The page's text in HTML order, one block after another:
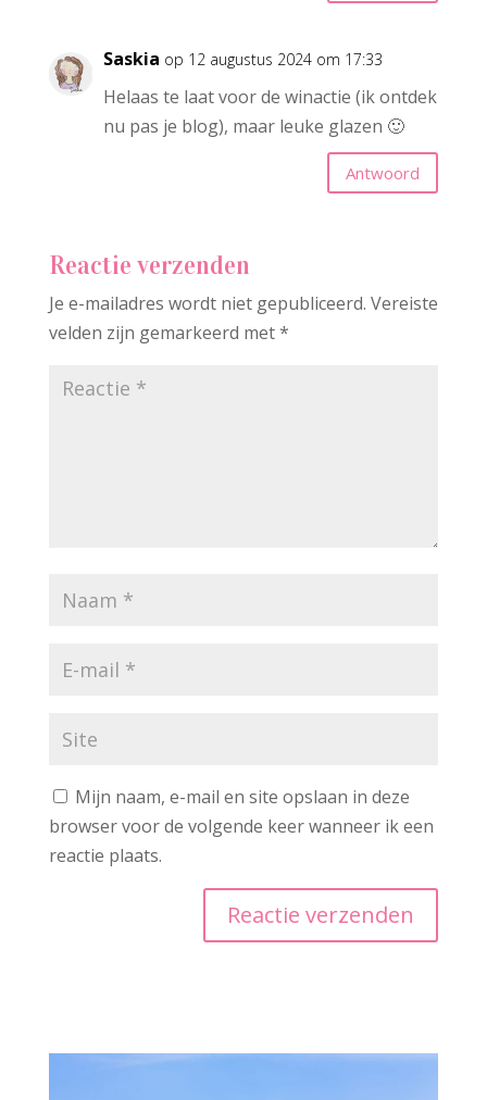
Saskia op 12 augustus 2024 om 17:33
Helaas te laat voor de winactie (ik ontdek
nu pas je blog), maar leuke glazen 🙂
Antwoord
Reactie verzenden
Je e-mailadres wordt niet gepubliceerd. Vereiste
velden zijn gemarkeerd met*
Mijn naam, e-mail en site opslaan in deze
browser voor de volgende keer wanneer ik een
reactie plaats.